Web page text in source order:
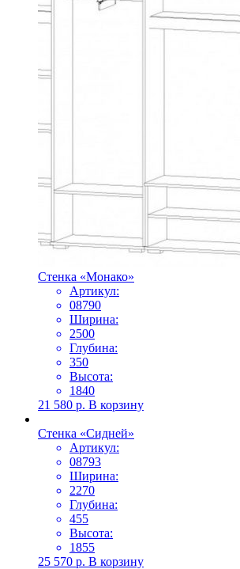
Стенка «Монако»
Артикул:
08790
Ширина:
2500
Глубина:
350
Высота:
1840
21 580 р. В корзину
Стенка «Сидней»
Артикул:
08793
Ширина:
2270
Глубина:
455
Высота:
1855
25 570 р. В корзину